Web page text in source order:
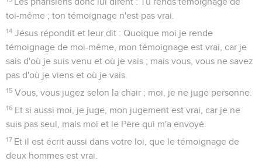
toi-même ; ton témoignage n'est pas vrai.
14 Jésus répondit et leur dit : Quoique moi je rende
témoignage de moi-même, mon témoignage est vrai, car je
sais d'où je suis venu et où je vais ; mais vous, vous ne savez
pas d'où je viens et où je vais.
15 Vous, vous jugez selon la chair ; moi, je ne juge personne.
16 Et si aussi moi, je juge, mon jugement est vrai, car je ne
suis pas seul, mais moi et le Père qui m'a envoyé.
17 Et il est écrit aussi dans votre loi, que le témoignage de
deux hommes est vrai.